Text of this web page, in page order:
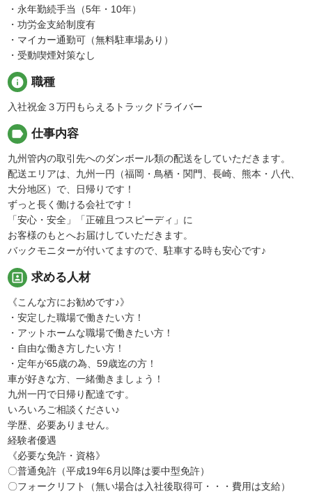
・永年勤続手当（5年・10年）
・功労金支給制度有
・マイカー通勤可（無料駐車場あり）
・受動喫煙対策なし
info 職種
入社祝金３万円もらえるトラックドライバー
label 仕事内容
九州管内の取引先へのダンボール類の配送をしていただきます。
配送エリアは、九州一円（福岡・鳥栖・関門、長崎、熊本・八代、
大分地区）で、日帰りです！
ずっと長く働ける会社です！
「安心・安全」「正確且つスピーディ」に
お客様のもとへお届けしていただきます。
バックモニターが付いてますので、駐車する時も安心です♪
portrait 求める人材
《こんな方にお勧めです♪》
・安定した職場で働きたい方！
・アットホームな職場で働きたい方！
・自由な働き方したい方！
・定年が65歳の為、59歳迄の方！
車が好きな方、一緒働きましょう！
九州一円で日帰り配達です。
いろいろご相談ください♪
学歴、必要ありません。
経験者優遇
《必要な免許・資格》
〇普通免許（平成19年6月以降は要中型免許）
〇フォークリフト（無い場合は入社後取得可・・・費用は支給）